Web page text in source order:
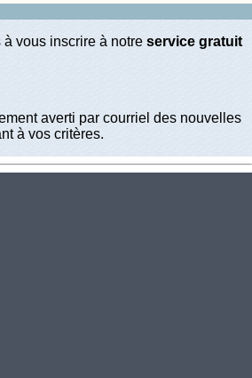
vous inscrire à notre service gratuit
averti par courriel des nouvelles
à vos critères.